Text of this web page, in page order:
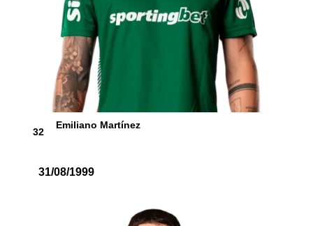
32
Emiliano Martínez
31/08/1999